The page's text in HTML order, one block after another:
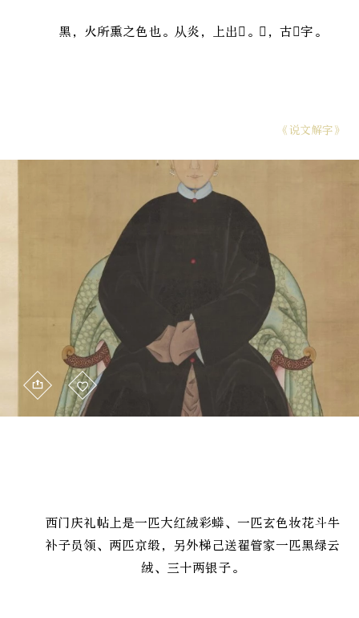
黑，火所熏之色也。从炎，上出𡆧。𡆧，古窻字。
《说文解字》
西门庆礼帖上是一匹大红绒彩蟒、一匹玄色妆花斗牛
补子员领、两匹京缎，另外梯己送翟管家一匹黑绿云
绒、三十两银子。